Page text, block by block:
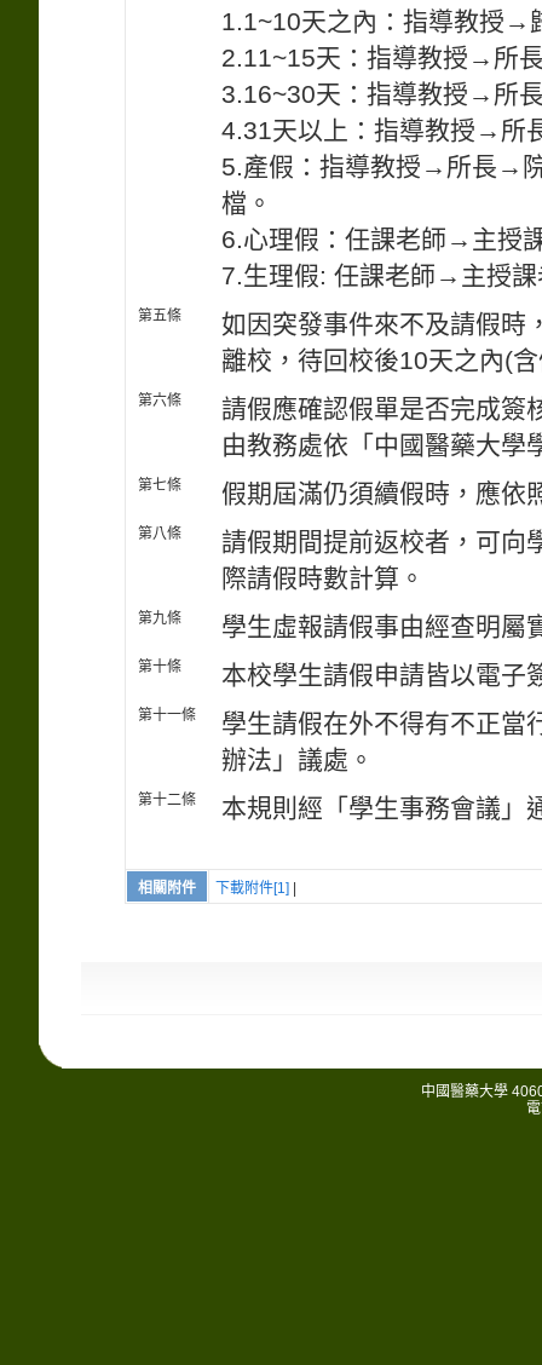
1.1~10天之內：指導教授→
2.11~15天：指導教授→所
3.16~30天：指導教授→所
4.31天以上：指導教授→
5.產假：指導教授→所長
檔。
6.心理假：任課老師→主
7.生理假: 任課老師→主授
第五條
如因突發事件來不及請假時
離校，待回校後10天之內(
第六條
請假應確認假單是否完成簽
由教務處依「中國醫藥大學
第七條 假期屆滿仍須續假時，應依
第八條
請假期間提前返校者，可向
際請假時數計算。
第九條 學生虛報請假事由經查明屬
第十條 本校學生請假申請皆以電子
第十一條
學生請假在外不得有不正當
辦法」議處。
第十二條 本規則經「學生事務會議」
相關附件 下載附件[1]
中國醫藥大學